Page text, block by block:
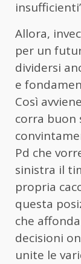
Allora,
per un
dividersi
e
Così
corra buon
Pd che
sinistra il
propria
questa
che
decisioni
unite le